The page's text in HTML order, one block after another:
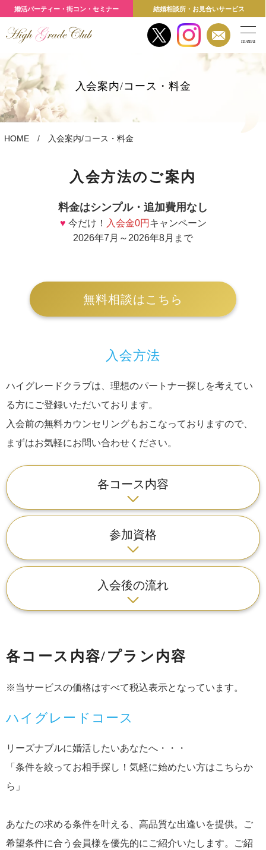
婚活パーティー・街コン・セミナー 結婚相談所・お見合いサービス
menu
入会案内/コース・料金
HOME 入会案内/コース・料金
入会方法のご案内
料金はシンプル・追加費用なし
♥ 今だけ！ 入会金0円 キャンペーン
2026年7月～2026年8月まで
無料相談はこちら
入会方法
ハイグレードクラブは、理想のパートナー探しを考えてい
る方にご登録いただいております。
入会前の無料カウンセリングもおこなっておりますので、
まずはお気軽にお問い合わせください。
各コース内容
参加資格
入会後の流れ
各コース内容/プラン内容
※当サービスの価格はすべて税込表示となっています。
ハイグレードコース
リーズナブルに婚活したいあなたへ・・・
「条件を絞ってお相手探し！気軽に始めたい方はこちらか
ら」
あなたの求める条件を叶える、高品質な出逢いを提供。ご
希望条件に合う会員様を優先的にご紹介いたします。ご紹